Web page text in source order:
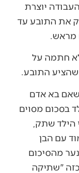
יוצרת
את התובע עד
מראש.
חתמה על
התובע.
בעניין דומה כתב הרמ"א בשו"ע3, שאם בא אדם
בסכום מסוים
הילד שתק,
עם הבן
מהסיכום
"שתיקה